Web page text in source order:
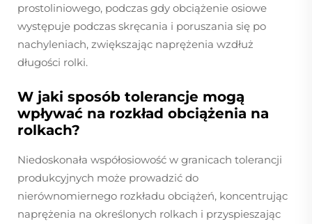
prostoliniowego, podczas gdy obciążenie osiowe
występuje podczas skręcania i poruszania się po
nachyleniach, zwiększając naprężenia wzdłuż
długości rolki.
W jaki sposób tolerancje mogą
wpływać na rozkład obciążenia na
rolkach?
Niedoskonała współosiowość w granicach tolerancji
produkcyjnych może prowadzić do
nierównomiernego rozkładu obciążeń, koncentrując
naprężenia na określonych rolkach i przyspieszając